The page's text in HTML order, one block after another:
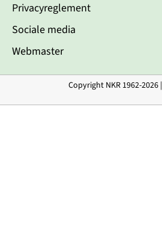
Privacyreglement
Sociale media
Webmaster
Copyright NKR 1962-2026 |